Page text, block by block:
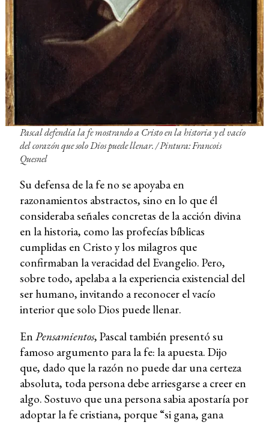
Pascal defendía la fe mostrando a Cristo en la historia y el vacío
del corazón que solo Dios puede llenar. / Pintura: Francois
Quesnel
Su defensa de la fe no se apoyaba en
razonamientos abstractos, sino en lo que él
consideraba señales concretas de la acción divina
en la historia, como las profecías bíblicas
cumplidas en Cristo y los milagros que
confirmaban la veracidad del Evangelio. Pero,
sobre todo, apelaba a la experiencia existencial del
ser humano, invitando a reconocer el vacío
interior que solo Dios puede llenar.
En Pensamientos, Pascal también presentó su
famoso argumento para la fe: la apuesta. Dijo
que, dado que la razón no puede dar una certeza
absoluta, toda persona debe arriesgarse a creer en
algo. Sostuvo que una persona sabia apostaría por
adoptar la fe cristiana, porque “si gana, gana